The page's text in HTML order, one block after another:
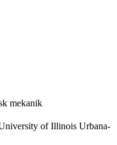
mekanik
of Illinois Urbana-